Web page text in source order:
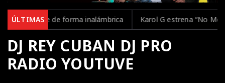
ÚLTIMASde forma inalámbrica Karol G estrena “No Me
DJ REY CUBAN DJ PRO
RADIO YOUTUVE